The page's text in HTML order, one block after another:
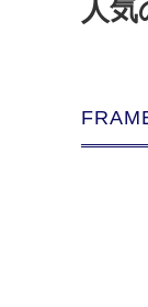
人